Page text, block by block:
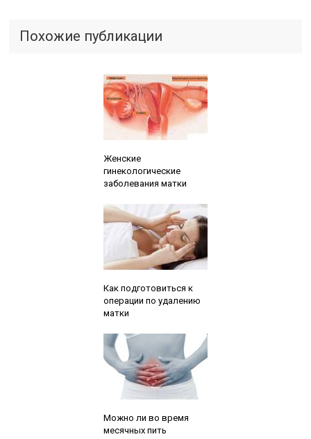
Похожие публикации
Женские
гинекологические
заболевания матки
Как подготовиться к
операции по удалению
матки
Можно ли во время
месячных пить